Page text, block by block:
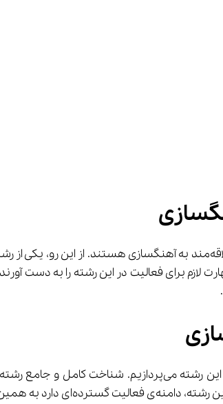
لازم برای فعالیت در این رشته را به دست
به طور مختصر و مفید به بررسی آن می‌پردازیم.